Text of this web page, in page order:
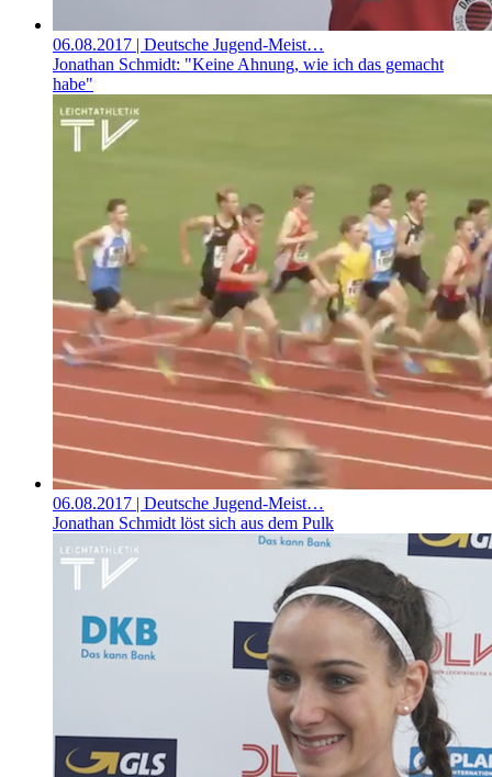
06.08.2017 | Deutsche Jugend-Meist…
Jonathan Schmidt: "Keine Ahnung, wie ich das gemacht
habe"
06.08.2017 | Deutsche Jugend-Meist…
Jonathan Schmidt löst sich aus dem Pulk